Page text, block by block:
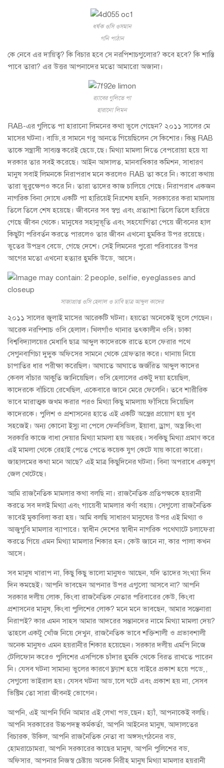
ধর্ষক ওসি ওসমান
গনি পাঠান
কে নেবে এর দায়িত্ব? কি বিচার হবে সে নরপিশাচগুলোর? কবে হবে? কি শাস্তি
পাবে তারা? এর উত্তর আপনাদের মতো আমারো অজানা।
র‌্যাবের গুলিতে পা
হারানো লিমন
RAB-এর গুলিতে পা হারানো লিমনের কথা ভুলে গেছেন? ২০১১ সালের মে
মাসের ঘটনা। বাড়ির সামনে গরু আনতে গিয়েছিলেন সে কিশোর। কিন্তু RAB
তাকে সন্ত্রাসী সাব্যস্ত করেই ছেড়েছে। মিথ্যা মামলা দিতে বেপরোয়া হয়ে যা
দরকার তার সবই করেছে। আইন আদালত, মানবাধিকার কমিশন, সাধারণ
মানুষ সবাই লিমনকে নিরাপরাধ মনে করলেও RAB তা করে নি। কারো কথায়
তারা ভুরুক্ষেপও করে নি। তারা তাদের কাজ চালিয়ে গেছে। নিরাপরাধ একজন
নাগরিক বিনা দোষে একটি পা হারিয়েই নিঃশেষ হয়নি, সরকারের করা মামলায়
তিলে তিলে শেষ হয়েছে। জীবনের সব স্বপ্ন এবং প্রত্যাশা তিলে তিলে হারিয়ে
গেছে জীবন থেকে। মানুষের সহানুভূতি এবং সহযোগিতা পেয়ে জীবনের হাল
কিছুটা পরিবর্তন করতে পারলেও তার জীবন এখনো হুমকির উপর রয়েছে।
ভুতের উপদ্রব বেড়ে গেছে দেশে। সেই লিমনের পুরো পরিবারের উপর
আগের মতো এখনো হত্যার হুমকি উড়ে আসে।
সাজাপ্রাপ্ত ওসি হেলাল ও ঢাবি ছাত্র আব্দুল কাদের
২০১১ সালের জুলাই মাসের আরেকটি ঘটনা। হয়তো অনেকেই ভুলে গেছেন।
আরেক নরপিশাচ ওসি হেলাল। খিলগাঁও থানার তৎকালীন ওসি। ঢাকা
বিশ্ববিদ্যালয়ের মেধাবি ছাত্র আব্দুল কাদেরকে রাতে হলে ফেরার পথে
সেগুনবাগিচা দুদুক অফিসের সামনে থেকে গ্রেফতার করে। থানায় নিয়ে
চাপাতির ধার পরীক্ষা করেছিল। আঘাতে আঘাতে জর্জরিত আব্দুল কাদের
কেবল বাঁচার আকুতি জানিয়েছিল। ওসি হেলালের একটু দয়া হয়েছিল,
কাদেরকে বাঁচিয়ে রেখেছিল, একেবারে জানে মেরে ফেলেনি। তবে শারীরিক
ভাবে মারাত্মক জখম করার পরও মিথ্যা কিছু মামলায় ফাঁসিয়ে দিয়েছিল
কাদেরকে। পুলিশ ও প্রশাসনের হাতে এই একটি অস্ত্রের প্রয়োগ হয় খুব
সহজেই। অন্য কোনো ইস্যু না পেলে ফেনসিডিল, ইয়াবা, ড্রাগ, অস্ত্র কিংবা
সরকারি কাজে বাধা দেয়ার মিথ্যা মামলা হয় অহরহ। সবকিছু মিথ্যা প্রমাণ করে
এই মামলা থেকে রেহাই পেতে পেতে কয়েক যুগ কেটে যায় কারো কারো।
জাহালমের কথা মনে আছে? এই মাত্র কিছুদিনের ঘটনা। বিনা অপরাধে একযুগ
জেল খেটেছে।
আমি রাজনৈতিক মামলার কথা বলছি না। রাজনৈতিক প্রতিপক্ষকে হয়রানী
করতে সব দলই মিথ্যা এবং গায়েবী মামলার ঝর্ণা বহায়। সেগুলো রাজনৈতিক
ভাবেই মুকাবিলা করা হয়। আমি বলছি সাধারণ মানুষের উপর এই মিথ্যা ও
আজুগুবি মামলার ব্যাপারে। স্বাধীন দেশের স্বাধীন নাগরিক পথেঘাটে চলাফেরা
করতে গিয়ে এমন মিথ্যা মামলার শিকার হন। কেউ জানে না, কার পালা কখন
আসে।
সব মানুষ খারাপ না, কিছু কিছু ভালো মানুষও আছেন, যদি তাদের সংখ্যা দিন
দিন কমছেই। আপনি ভাবছেন আপনার উপর এগুলো আসবে না? আপনি
সরকার দলীয় লোক, কিংবা রাজনৈতিক নেতার পরিবারের কেউ, কিংবা
প্রশাসনের মানুষ, কিংবা পুলিশের লোক? মনে মনে ভাবছেন, আমার সন্তেনারা
নিরাপই? কার এমন সাহস আমার আদরের সন্তানদের নামে মিথ্যা মামলা দেয়?
তাহলে একটু খোঁজ নিয়ে দেখুন, রাজনৈতিক ভাবে শক্তিশালী ও প্রভাবশালী
অনেক মানুষও এমন হয়রানীর শিকার হয়েছেন। সরকার দলীয় এমপি নিজে
টেলিফোন করেও পুলিশের এসপিকে চাঁদার হুমকি থেকে বিরত রাখতে পারেন
নি। যেসব ঘটনা সামান্য ভুলের কারণে ফ্ল্যাশ হয়ে বাইরে প্রকাশ হয়ে পড়ে,
সেগুলো ভাইরাল হয়। যেসব ঘটনা আড়ালে ঘটে এবং প্রকাশ হয় না, সেসব
ভিক্টিম তো সারা জীবনই ভোগেন।
আপনি, এই আপনি যিনি আমার এই লেখা পড়ছেন। হ্যাঁ, আপনাকেই বলছি।
আপনি সরকারের উচ্চপদস্থ কর্মকর্তা, আপনি আইনের মানুষ, আদালতের
বিচারক, উকিল, আপনি রাজনৈতিক নেতা বা অঙ্গসংগঠনের বড়
হোমরাচোমরা, আপনি সরকারের কাছের মানুষ, আপনি পুলিশের বড়
অফিসার, আপনার নিজস্ব চেষ্টায় অনেক নিরীহ মানুষ মিথ্যা মামলার হয়রানী